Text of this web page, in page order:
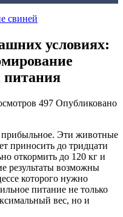
свиней
условиях:
питания
497 Опубликовано
прибыльное. Эти животные
приносить до тридцати
откормить до 120 кг и
результаты возможны
которого нужно
питание не только
вес, но и